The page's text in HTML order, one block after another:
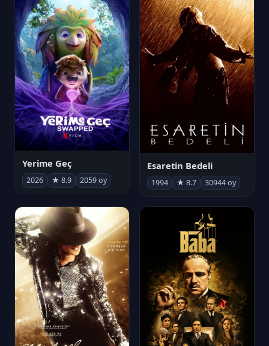
Yerime Geç
2026 ★ 8.9 2059 oy
Esaretin Bedeli
1994 ★ 8.7 30944 oy